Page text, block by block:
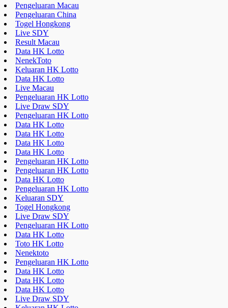
Pengeluaran Macau
Pengeluaran China
Togel Hongkong
Live SDY
Result Macau
Data HK Lotto
NenekToto
Keluaran HK Lotto
Data HK Lotto
Live Macau
Pengeluaran HK Lotto
Live Draw SDY
Pengeluaran HK Lotto
Data HK Lotto
Data HK Lotto
Data HK Lotto
Data HK Lotto
Pengeluaran HK Lotto
Pengeluaran HK Lotto
Data HK Lotto
Pengeluaran HK Lotto
Keluaran SDY
Togel Hongkong
Live Draw SDY
Pengeluaran HK Lotto
Data HK Lotto
Toto HK Lotto
Nenektoto
Pengeluaran HK Lotto
Data HK Lotto
Data HK Lotto
Data HK Lotto
Live Draw SDY